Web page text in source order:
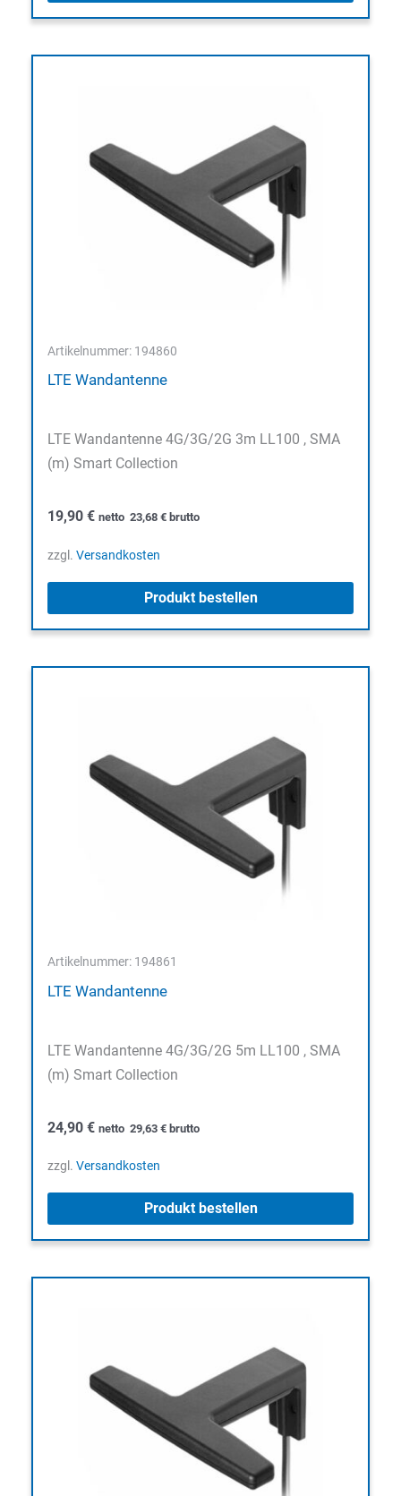
Artikelnummer: 194860
LTE Wandantenne
LTE Wandantenne 4G/3G/2G 3m LL100 , SMA
(m) Smart Collection
19,90 € netto 23,68 € brutto
zzgl. Versandkosten
Produkt bestellen
Artikelnummer: 194861
LTE Wandantenne
LTE Wandantenne 4G/3G/2G 5m LL100 , SMA
(m) Smart Collection
24,90 € netto 29,63 € brutto
zzgl. Versandkosten
Produkt bestellen